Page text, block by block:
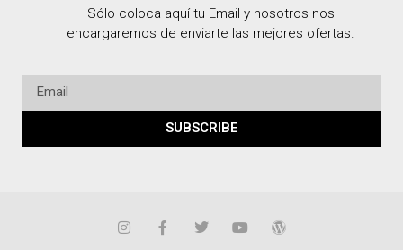
Sólo coloca aquí tu Email y nosotros nos
encargaremos de enviarte las mejores ofertas.
SUBSCRIBE